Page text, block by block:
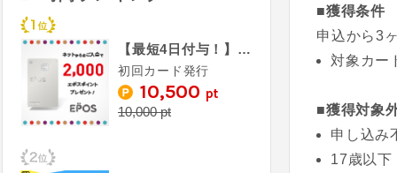
■獲得条件
申込から3
対象カー
■獲得対象
申し込み
17歳以下
【最短4日付与！】エポスカード
初回カード発行
10,500 pt
10,000 pt